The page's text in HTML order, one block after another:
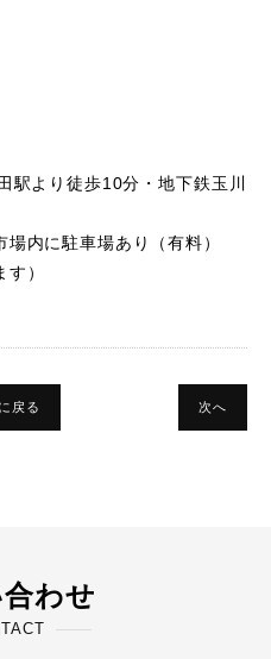
駅より徒歩10分・地下鉄玉川
場内に駐車場あり（有料）
）
戻る 次へ
わせ